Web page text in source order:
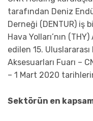
tarafından Deniz
Derneği (DENTUR) iş
Hava Yolları’nın
edilen 15.
Aksesuarları Fuarı –
– 1 Mart 2020
Sektörün en